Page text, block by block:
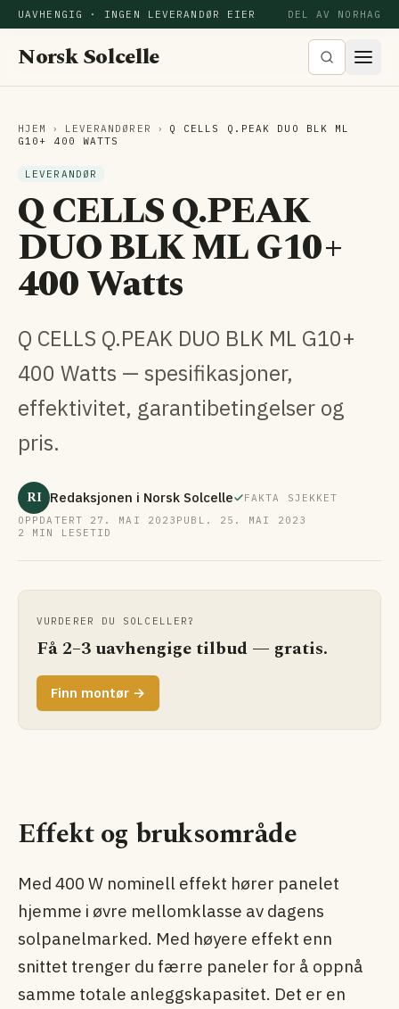
UAVHENGIG · INGEN LEVERANDØR EIER DEL AV NORHAG
Norsk Solcelle
HJEM › LEVERANDØRER ›
Q CELLS Q.PEAK DUO BLK ML
G10+ 400 WATTS
LEVERANDØR
Q CELLS Q.PEAK
DUO BLK ML G10+
400 Watts
Q CELLS Q.PEAK DUO BLK ML G10+
400 Watts — spesifikasjoner,
effektivitet, garantibetingelser og
pris.
RI Redaksjonen i Norsk Solcelle
FAKTA SJEKKET
OPPDATERT 27. MAI 2023 PUBL. 25. MAI 2023
2 MIN LESETID
VURDERER DU SOLCELLER?
Få 2–3 uavhengige tilbud — gratis.
Finn montør →
Effekt og bruksområde
Med 400 W nominell effekt hører panelet
hjemme i øvre mellomklasse av dagens
solpanel­marked. Med høyere effekt enn
snittet trenger du færre paneler for å oppnå
samme totale anleggskapasitet. Det er en